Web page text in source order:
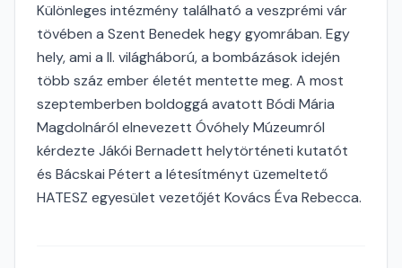
Különleges intézmény található a veszprémi vár
tövében a Szent Benedek hegy gyomrában. Egy
hely, ami a II. világháború, a bombázások idején
több száz ember életét mentette meg. A most
szeptemberben boldoggá avatott Bódi Mária
Magdolnáról elnevezett Óvóhely Múzeumról
kérdezte Jákói Bernadett helytörténeti kutatót
és Bácskai Pétert a létesítményt üzemeltető
HATESZ egyesület vezetőjét Kovács Éva Rebecca.